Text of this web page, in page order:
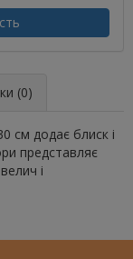
(0)
см додає блиск і
представляє
і